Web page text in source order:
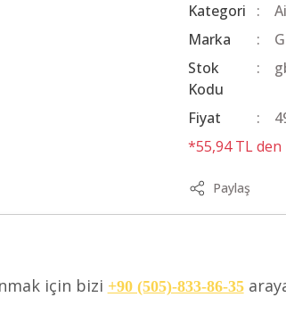
Kategori
Marka
Stok
Kodu
Fiyat
*55,94 TL
Paylaş
için bizi +90 (505)-833-86-35